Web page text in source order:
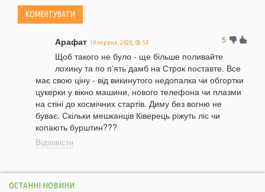
5
Арафат 19 червня, 2020, 08:54
Щоб такого не було - ще більше поливайте
лохину та по п'ять дамб на Строк поставте. Все
має свою ціну - від викинутого недопалка чи обгортки
цукерки у вікно машини, нового телефона чи плазми
на стіні до космічних стартів. Диму без вогню не
буває. Скільки мешканців Ківерець ріжуть ліс чи
копають бурштин???
Відповісти
ОСТАННІ НОВИНИ